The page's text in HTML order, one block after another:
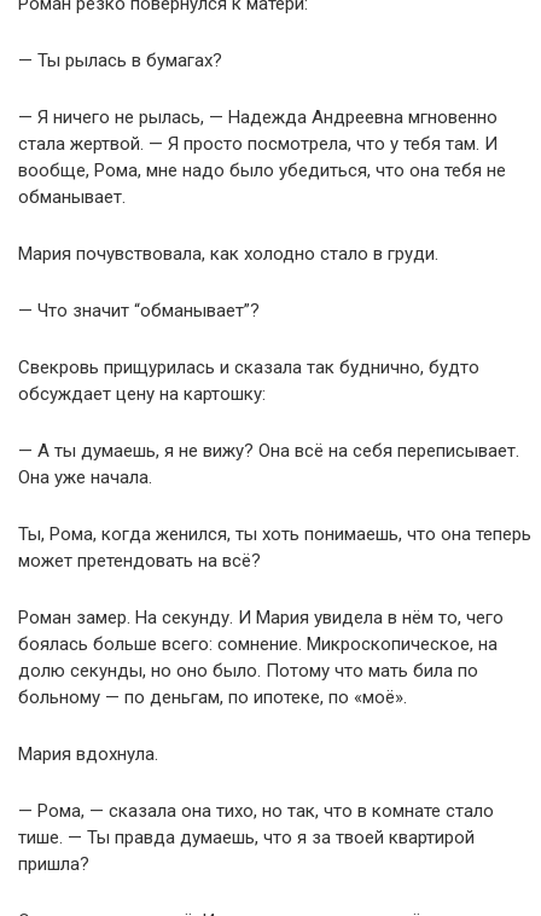
— Ты рылась в бумагах?
— Я ничего не рылась, — Надежда Андреевна мгновенно
стала жертвой. — Я просто посмотрела, что у тебя там. И
вообще, Рома, мне надо было убедиться, что она тебя не
обманывает.
Мария почувствовала, как холодно стало в груди.
— Что значит “обманывает”?
Свекровь прищурилась и сказала так буднично, будто
обсуждает цену на картошку:
— А ты думаешь, я не вижу? Она всё на себя переписывает.
Она уже начала.
Ты, Рома, когда женился, ты хоть понимаешь, что она теперь
может претендовать на всё?
Роман замер. На секунду. И Мария увидела в нём то, чего
боялась больше всего: сомнение. Микроскопическое, на
долю секунды, но оно было. Потому что мать била по
больному — по деньгам, по ипотеке, по «моё».
Мария вдохнула.
— Рома, — сказала она тихо, но так, что в комнате стало
тише. — Ты правда думаешь, что я за твоей квартирой
пришла?